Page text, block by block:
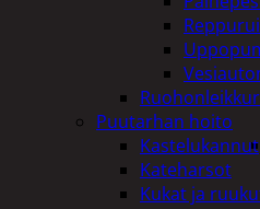
Puutarhan hoito
Kastelukannut
Kateharsot
Kukat ja